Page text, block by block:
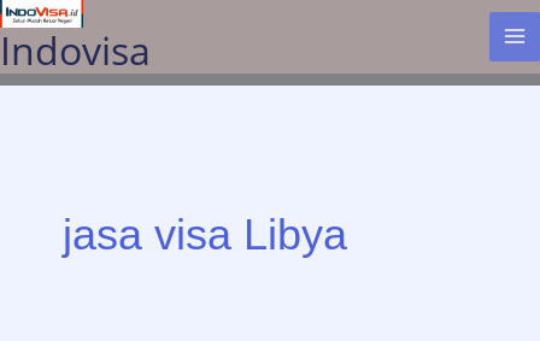
Lewati
ke
konten
Indovisa
jasa visa Libya